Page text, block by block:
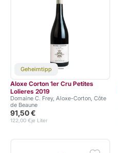
Geheimtipp
Aloxe Corton 1er Cru Petites
Lolieres 2019
Domaine C. Frey, Aloxe-Corton, Côte
de Beaune
91,50 €
je Liter
122,00 €